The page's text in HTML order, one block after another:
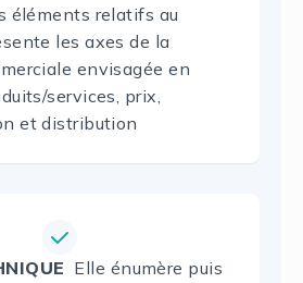
éléments relatifs au
les axes de la
envisagée en
services, prix,
et distribution
Elle énumère puis